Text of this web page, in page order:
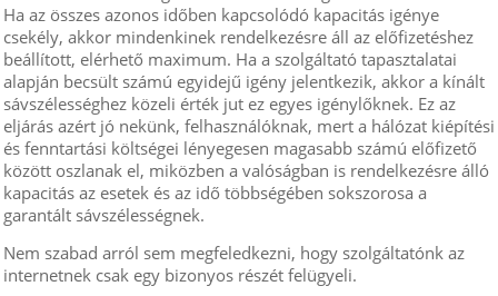
Ha az összes azonos időben kapcsolódó kapacitás igénye
csekély, akkor mindenkinek rendelkezésre áll az előfizetéshez
beállított, elérhető maximum. Ha a szolgáltató tapasztalatai
alapján becsült számú egyidejű igény jelentkezik, akkor a kínált
sávszélességhez közeli érték jut ez egyes igénylőknek. Ez az
eljárás azért jó nekünk, felhasználóknak, mert a hálózat kiépítési
és fenntartási költségei lényegesen magasabb számú előfizető
között oszlanak el, miközben a valóságban is rendelkezésre álló
kapacitás az esetek és az idő többségében sokszorosa a
garantált sávszélességnek.
Nem szabad arról sem megfeledkezni, hogy szolgáltatónk az
internetnek csak egy bizonyos részét felügyeli.